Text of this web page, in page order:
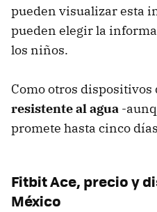
pueden visualizar esta
pueden elegir la
los niños.
Como otros dispositivos
resistente al agua -
promete hasta cinco
Fitbit Ace, precio y
México